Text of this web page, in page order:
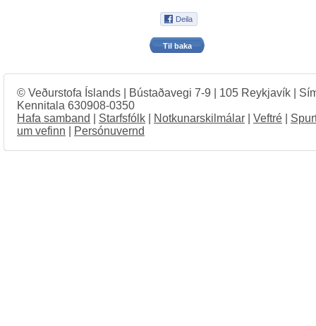
Til baka
© Veðurstofa Íslands | Bústaðavegi 7-9 | 105 Reykjavík |
Kennitala 630908-0350
Hafa samband
Starfsfólk Notkunarskilmálar Veftré
um vefinn
Persónuvernd